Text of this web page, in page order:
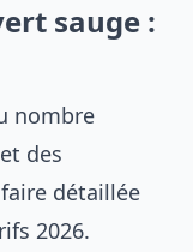
sauge :
nombre
des
détaillée
2026.